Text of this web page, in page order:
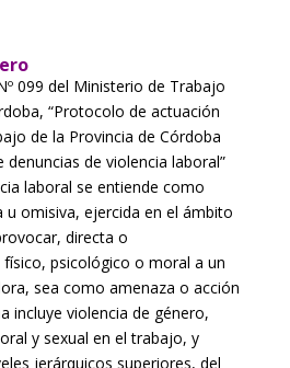
099 del Ministerio de Trabajo
“Protocolo de actuación
de la Provincia de Córdoba
de violencia laboral”
laboral se entiende como
u omisiva, ejercida en el ámbito
directa o
psicológico o moral a un
sea como amenaza o acción
incluye violencia de género,
y sexual en el trabajo, y
jerárquicos superiores, del